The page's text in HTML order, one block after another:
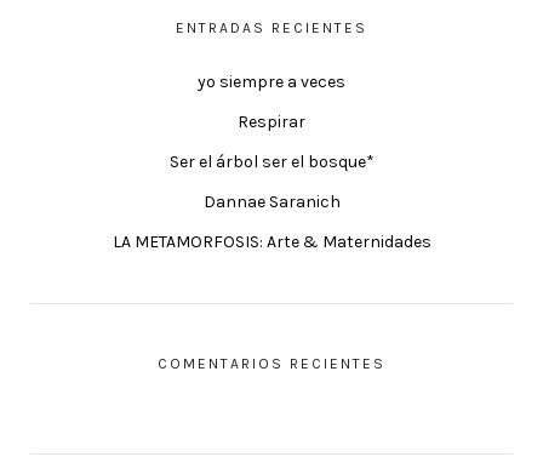
ENTRADAS RECIENTES
yo siempre a veces
Respirar
Ser el árbol ser el bosque*
Dannae Saranich
LA METAMORFOSIS: Arte & Maternidades
COMENTARIOS RECIENTES